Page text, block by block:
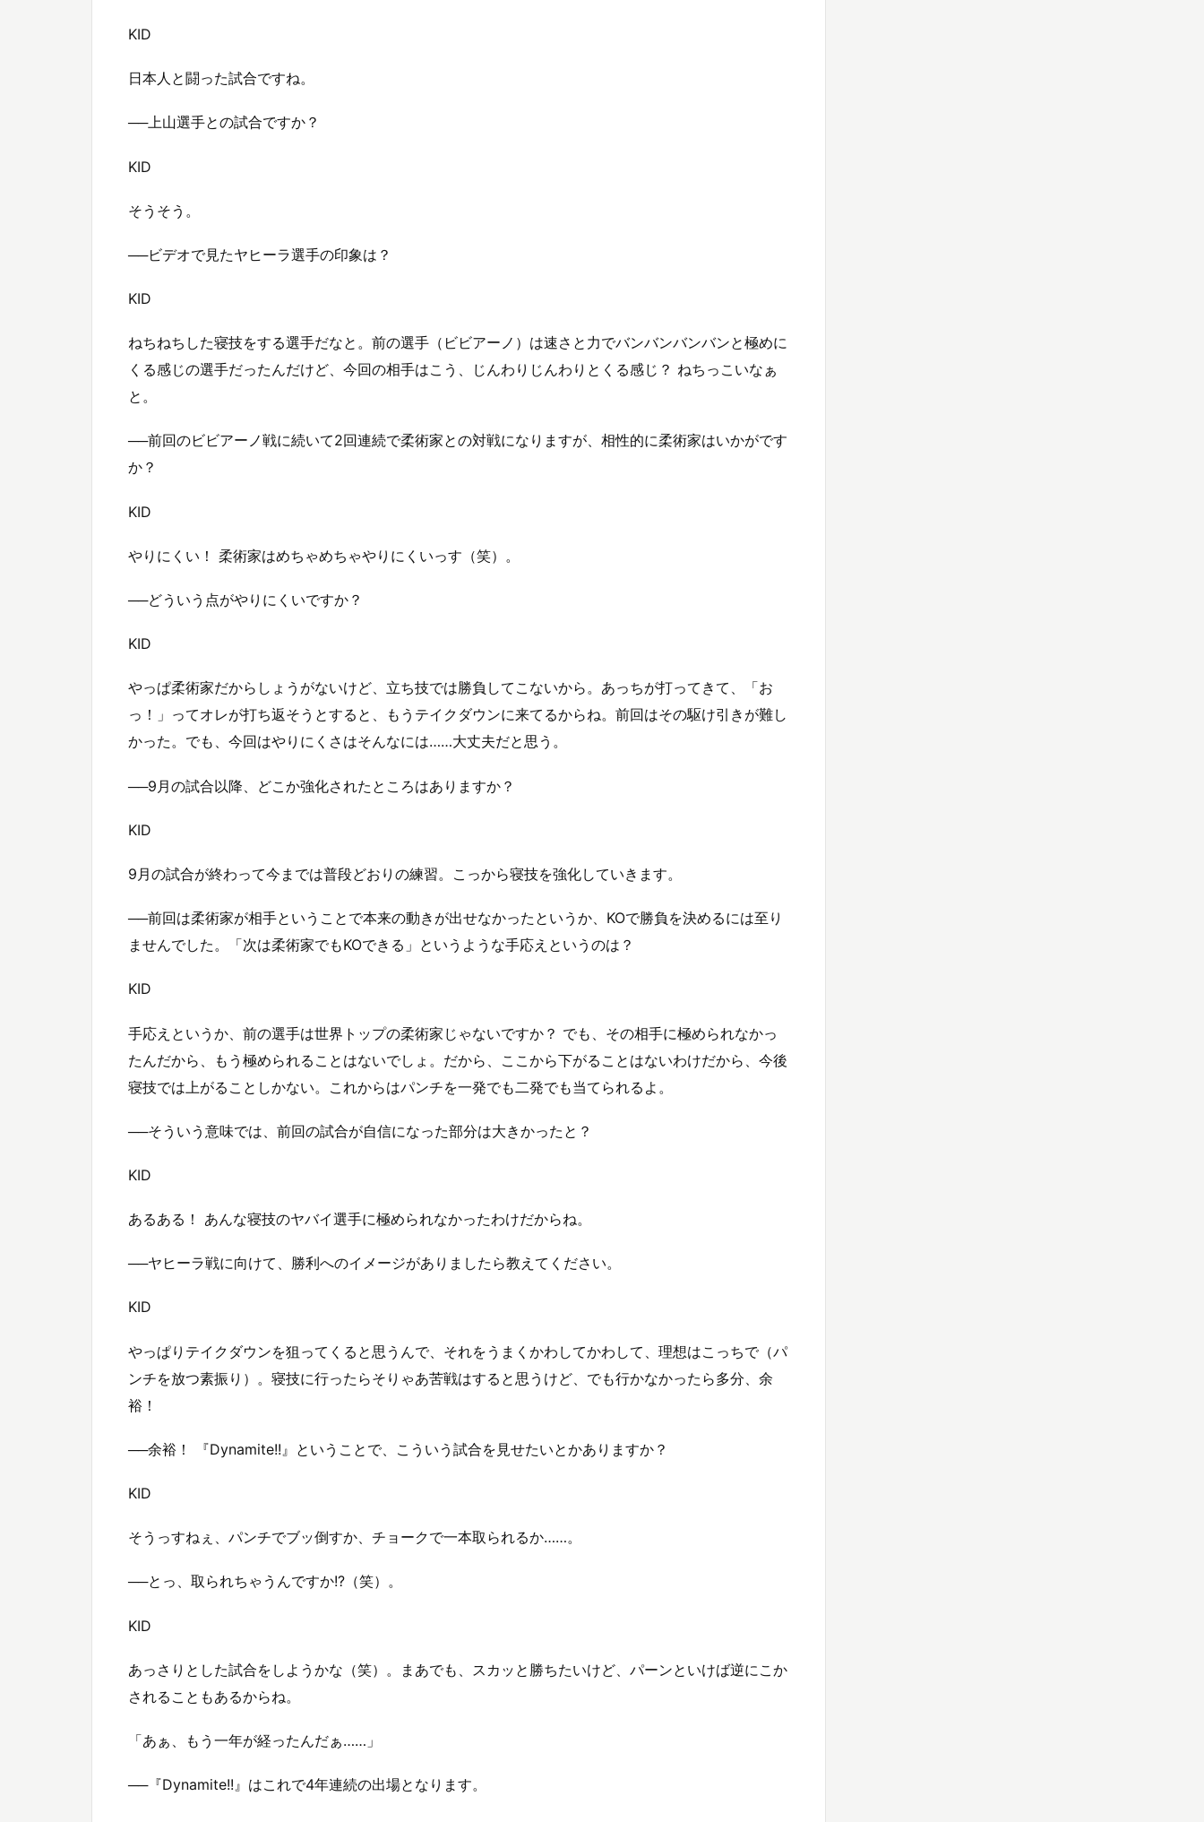
KID
日本人と闘った試合ですね。
──上山選手との試合ですか？
KID
そうそう。
──ビデオで見たヤヒーラ選手の印象は？
KID
ねちねちした寝技をする選手だなと。前の選手（ビビアーノ）は速さと力でバンバンバンバンと極めに
くる感じの選手だったんだけど、今回の相手はこう、じんわりじんわりとくる感じ？ ねちっこいなぁ
と。
──前回のビビアーノ戦に続いて2回連続で柔術家との対戦になりますが、相性的に柔術家はいかがです
か？
KID
やりにくい！ 柔術家はめちゃめちゃやりにくいっす（笑）。
──どういう点がやりにくいですか？
KID
やっぱ柔術家だからしょうがないけど、立ち技では勝負してこないから。あっちが打ってきて、「お
っ！」ってオレが打ち返そうとすると、もうテイクダウンに来てるからね。前回はその駆け引きが難し
かった。でも、今回はやりにくさはそんなには……大丈夫だと思う。
──9月の試合以降、どこか強化されたところはありますか？
KID
9月の試合が終わって今までは普段どおりの練習。こっから寝技を強化していきます。
──前回は柔術家が相手ということで本来の動きが出せなかったというか、KOで勝負を決めるには至り
ませんでした。「次は柔術家でもKOできる」というような手応えというのは？
KID
手応えというか、前の選手は世界トップの柔術家じゃないですか？ でも、その相手に極められなかっ
たんだから、もう極められることはないでしょ。だから、ここから下がることはないわけだから、今後
寝技では上がることしかない。これからはパンチを一発でも二発でも当てられるよ。
──そういう意味では、前回の試合が自信になった部分は大きかったと？
KID
あるある！ あんな寝技のヤバイ選手に極められなかったわけだからね。
──ヤヒーラ戦に向けて、勝利へのイメージがありましたら教えてください。
KID
やっぱりテイクダウンを狙ってくると思うんで、それをうまくかわしてかわして、理想はこっちで（パ
ンチを放つ素振り）。寝技に行ったらそりゃあ苦戦はすると思うけど、でも行かなかったら多分、余
裕！
──余裕！ 『Dynamite!!』ということで、こういう試合を見せたいとかありますか？
KID
そうっすねぇ、パンチでブッ倒すか、チョークで一本取られるか……。
──とっ、取られちゃうんですか!?（笑）。
KID
あっさりとした試合をしようかな（笑）。まあでも、スカッと勝ちたいけど、パーンといけば逆にこか
されることもあるからね。
「あぁ、もう一年が経ったんだぁ……」
──『Dynamite!!』はこれで4年連続の出場となります。